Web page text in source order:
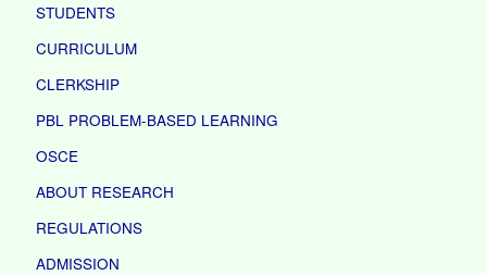
STUDENTS
CURRICULUM
CLERKSHIP
PBL PROBLEM-BASED LEARNING
OSCE
ABOUT RESEARCH
REGULATIONS
ADMISSION